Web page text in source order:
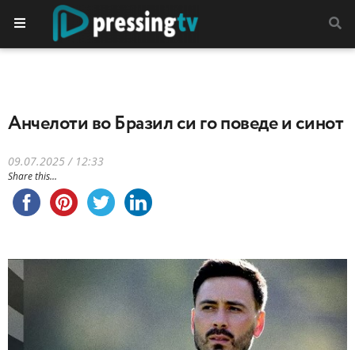
Анчелоти во Бразил си го поведе и синот
09.07.2025 / 12:33
Share this...